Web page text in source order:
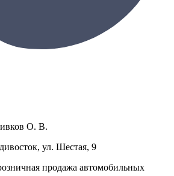
О. В.
ул. Шестая, 9
продажа автомобильных